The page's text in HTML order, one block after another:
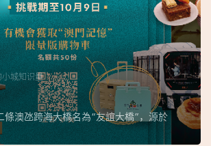
小城知识量
條澳氹跨海大橋名為“友誼大橋”，源於